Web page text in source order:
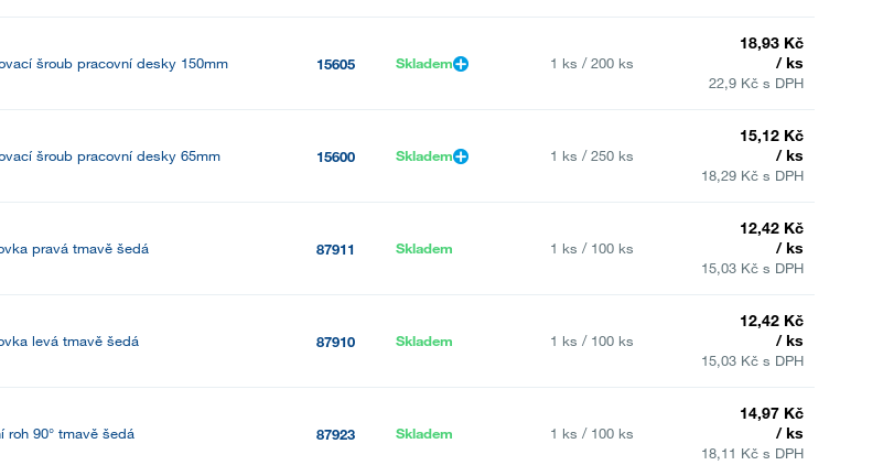
šroub pracovní desky 150mm 15605 Skladem 1 ks / 200 ks
18,93 Kč
/ ks
22,9 Kč s DPH
šroub pracovní desky 65mm 15600 Skladem 1 ks / 250 ks
15,12 Kč
/ ks
18,29 Kč s DPH
pravá tmavě šedá 87911 Skladem 1 ks / 100 ks
12,42 Kč
/ ks
15,03 Kč s DPH
levá tmavě šedá 87910 Skladem 1 ks / 100 ks
12,42 Kč
/ ks
15,03 Kč s DPH
roh 90° tmavě šedá 87923 Skladem 1 ks / 100 ks
14,97 Kč
/ ks
18,11 Kč s DPH